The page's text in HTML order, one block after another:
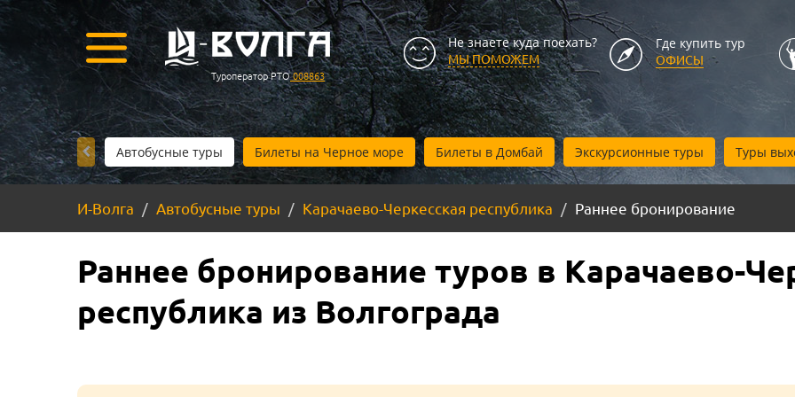
Туроператор РТО008863
Не знаете куда поехать?
МЫ ПОМОЖЕМ
Где купить тур
ОФИСЫ
Автобусные туры Билеты на Черное море Билеты в Домбай Экскурсионные туры Туры
И-Волга Автобусные туры Карачаево-Черкесская республика Раннее бронирование
Раннее бронирование туров в Карачаево-
республика из Волгограда